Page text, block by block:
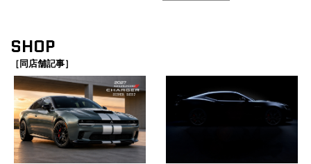
SHOP
［同店舗記事］